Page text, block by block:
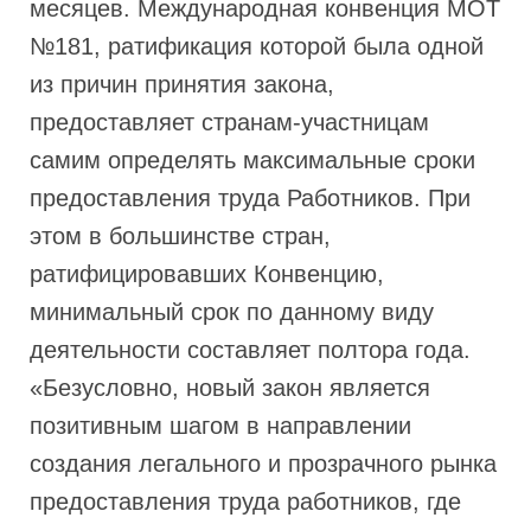
месяцев. Международная конвенция МОТ
№181, ратификация которой была одной
из причин принятия закона,
предоставляет странам-участницам
самим определять максимальные сроки
предоставления труда Работников. При
этом в большинстве стран,
ратифицировавших Конвенцию,
минимальный срок по данному виду
деятельности составляет полтора года.
«Безусловно, новый закон является
позитивным шагом в направлении
создания легального и прозрачного рынка
предоставления труда работников, где